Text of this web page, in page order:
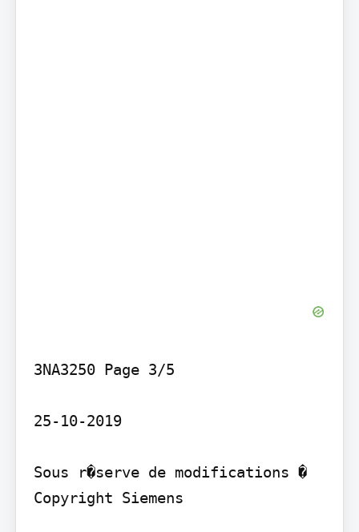
3NA3250 Page 3/5
25-10-2019
Sous r�serve de modifications �
Copyright Siemens